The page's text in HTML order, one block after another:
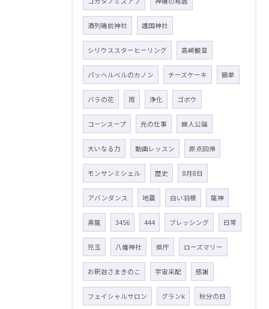
酒列磯前神社 護国神社
シリウススターヒーリング 高崎観音
パッヘルベルのカノン チーズケーキ 簡単
バラの花 雨 浄化 ゴボウ
コーンスープ 光の仕事 婦人公論
大いなる力 動画レッスン 原点回帰
モンサンミシェル 歴史 8月8日
アバンダンス 地震 白い羽根 龍神
黒龍 3456 444 ブレッシング 日常
児玉 八幡神社 県庁 ローズマリー
お釈迦さまきのこ 宇宙采配 感謝
フェイシャルサロン グランk 秋分の日